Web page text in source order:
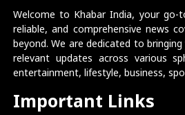
Welcome to Khabar India, your
reliable, and comprehensive news
beyond. We are dedicated to
relevant updates across various
entertainment, lifestyle, business,
Important Links